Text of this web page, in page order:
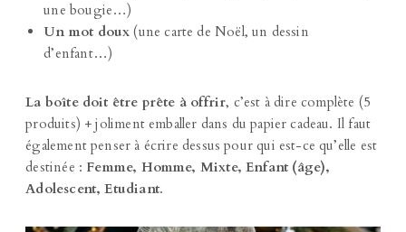
une bougie…)
Un mot doux (une carte de Noël, un dessin
d’enfant…)
La boîte doit être prête à offrir, c’est à dire complète (5
produits) + joliment emballer dans du papier cadeau. Il faut
également penser à écrire dessus pour qui est-ce qu’elle est
destinée : Femme, Homme, Mixte, Enfant (âge),
Adolescent, Etudiant.